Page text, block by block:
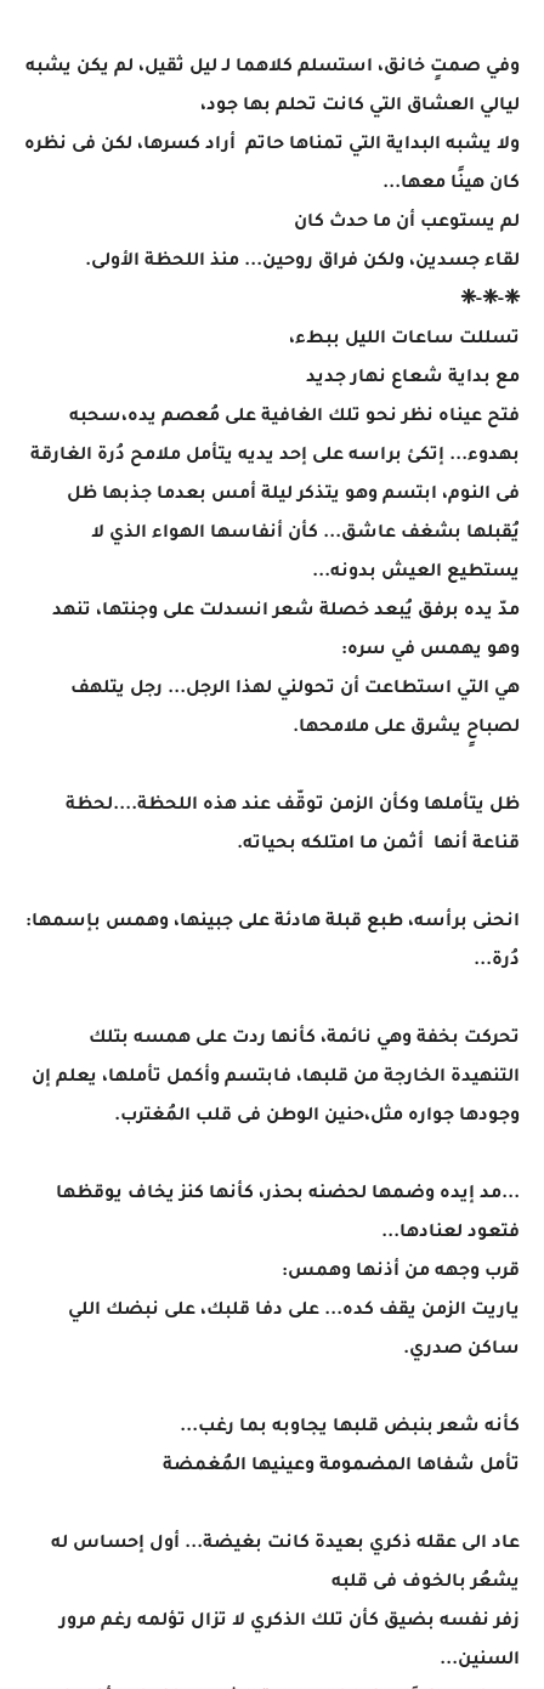
وفي صمتٍ خانق، استسلم كلاهما لـ ليل ثقيل، لم يكن يشبه
ليالي العشاق التي كانت تحلم بها جود،
ولا يشبه البداية التي تمناها حاتم أراد كسرها، لكن فى نظره
كان هينًا معها...
لم يستوعب أن ما حدث كان
لقاء جسدين، ولكن فراق روحين... منذ اللحظة الأولى.
❈-❈-❈
تسللت ساعات الليل ببطء،
مع بداية شعاع نهار جديد
فتح عيناه نظر نحو تلك الغافية على مُعصم يده،سحبه
بهدوء... إتكئ براسه على إحد يديه يتأمل ملامح دُرة الغارقة
فى النوم، ابتسم وهو يتذكر ليلة أمس بعدما جذبها ظل
يُقبلها بشغف عاشق... كأن أنفاسها الهواء الذي لا
يستطيع العيش بدونه...
مدّ يده برفق يُبعد خصلة شعر انسدلت على وجنتها، تنهد
وهو يهمس في سره:
هي التي استطاعت أن تحولني لهذا الرجل... رجل يتلهف
لصباحٍ يشرق على ملامحها.
ظل يتأملها وكأن الزمن توقّف عند هذه اللحظة....لحظة
قناعة أنها أثمن ما امتلكه بحياته.
انحنى برأسه، طبع قبلة هادئة على جبينها، وهمس بإسمها:
دُرة...
تحركت بخفة وهي نائمة، كأنها ردت على همسه بتلك
التنهيدة الخارجة من قلبها، فابتسم وأكمل تأملها، يعلم إن
وجودها جواره مثل،حنين الوطن فى قلب المُغترب.
...مد إيده وضمها لحضنه بحذر، كأنها كنز يخاف يوقظها
فتعود لعنادها...
قرب وجهه من أذنها وهمس:
ياريت الزمن يقف كده... على دفا قلبك، على نبضك اللي
ساكن صدري.
كأنه شعر بنبض قلبها يجاوبه بما رغب...
تأمل شفاها المضمومة وعينيها المُغمضة
عاد الى عقله ذكري بعيدة كانت بغيضة... أول إحساس له
يشعُر بالخوف فى قلبه
زفر نفسه بضيق كأن تلك الذكري لا تزال تؤلمه رغم مرور
السنين...